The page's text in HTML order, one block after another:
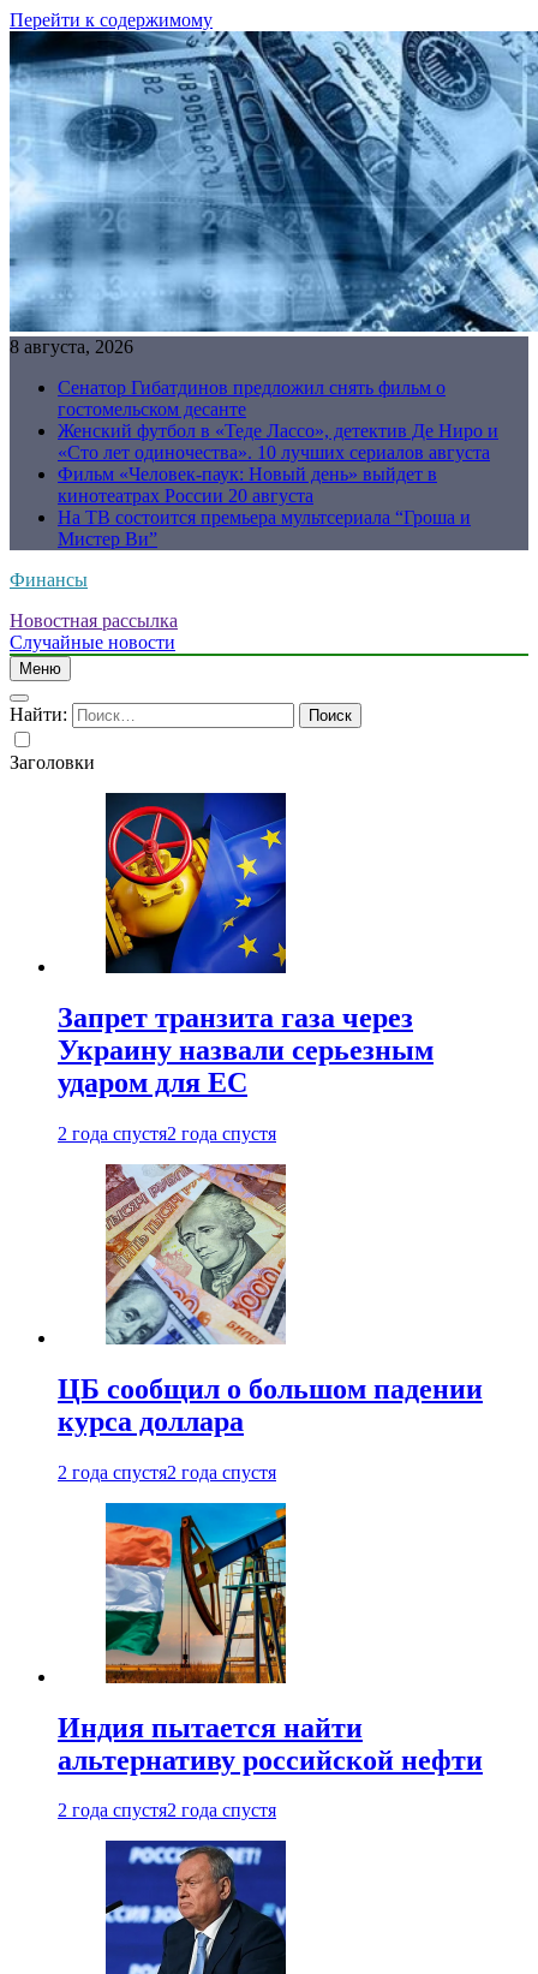
Перейти к содержимому
8 августа, 2026
Сенатор Гибатдинов предложил снять фильм о
гостомельском десанте
Женский футбол в «Теде Лассо», детектив Де Ниро и
«Сто лет одиночества». 10 лучших сериалов августа
Фильм «Человек-паук: Новый день» выйдет в
кинотеатрах России 20 августа
На ТВ состоится премьера мультсериала “Гроша и
Мистер Ви”
Финансы
Новостная рассылка
Случайные новости
Меню
Найти:
Заголовки
Запрет транзита газа через
Украину назвали серьезным
ударом для ЕС
2 года спустя2 года спустя
ЦБ сообщил о большом падении
курса доллара
2 года спустя2 года спустя
Индия пытается найти
альтернативу российской нефти
2 года спустя2 года спустя